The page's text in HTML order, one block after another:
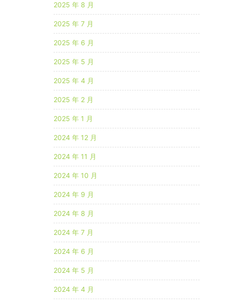
2025 年 8 月
2025 年 7 月
2025 年 6 月
2025 年 5 月
2025 年 4 月
2025 年 2 月
2025 年 1 月
2024 年 12 月
2024 年 11 月
2024 年 10 月
2024 年 9 月
2024 年 8 月
2024 年 7 月
2024 年 6 月
2024 年 5 月
2024 年 4 月